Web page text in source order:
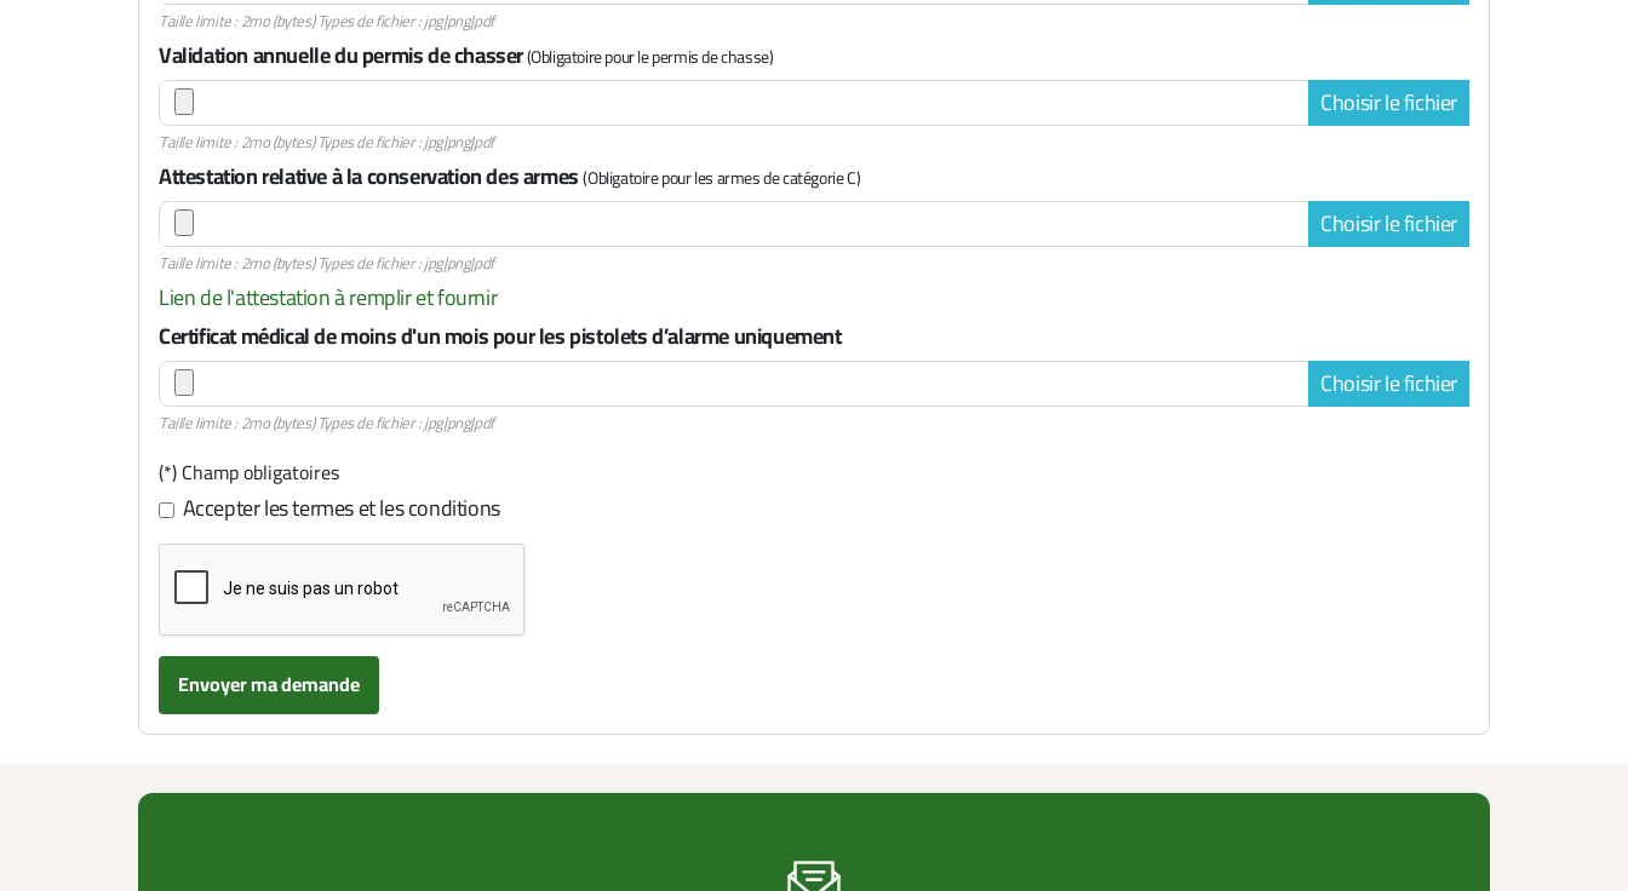
Taille limite : 2mo (bytes) Types de fichier : jpg|png|pdf
Validation annuelle du permis de chasser(Obligatoire pour le permis de chasse)
Choisir le fichier
Taille limite : 2mo (bytes) Types de fichier : jpg|png|pdf
Attestation relative à la conservation des armes(Obligatoire pour les armes de catégorie C)
Choisir le fichier
Taille limite : 2mo (bytes) Types de fichier : jpg|png|pdf
Lien de l'attestation à remplir et fournir
Certificat médical de moins d'un mois pour les pistolets d’alarme uniquement
Choisir le fichier
Taille limite : 2mo (bytes) Types de fichier : jpg|png|pdf
(*) Champ obligatoires
Accepter les termes et les conditions